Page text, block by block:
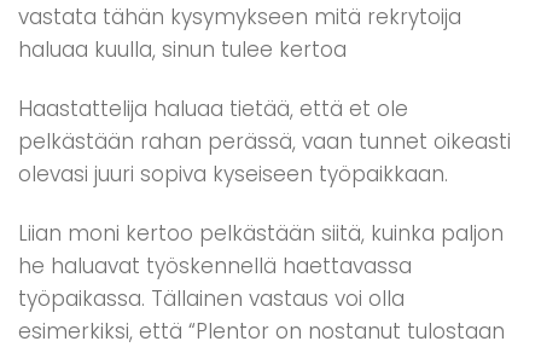
vastata tähän kysymykseen mitä rekrytoija
haluaa kuulla, sinun tulee kertoa
Haastattelija haluaa tietää, että et ole
pelkästään rahan perässä, vaan tunnet oikeasti
olevasi juuri sopiva kyseiseen työpaikkaan.
Liian moni kertoo pelkästään siitä, kuinka paljon
he haluavat työskennellä haettavassa
työpaikassa. Tällainen vastaus voi olla
esimerkiksi, että “Plentor on nostanut tulostaan